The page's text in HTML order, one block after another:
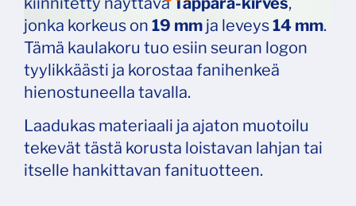
jonka korkeus on 19 mm ja leveys14 mm.
Tämä kaulakoru tuo esiin seuran logon
tyylikkäästi ja korostaa fanihenkeä
hienostuneella tavalla.
Laadukas materiaali ja ajaton muotoilu
tekevät tästä korusta loistavan lahjan tai
itselle hankittavan fanituotteen.